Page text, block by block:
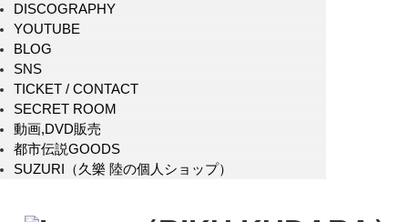
DISCOGRAPHY
YOUTUBE
BLOG
SNS
TICKET / CONTACT
SECRET ROOM
動画,DVD販売
都市伝説GOODS
SUZURI（久樂 陸の個人ショップ）